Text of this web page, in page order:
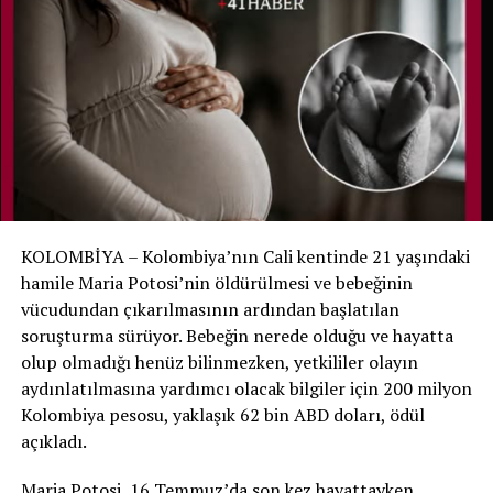
bulunduğu torbayı açtığında Noah’ın hareket ettiğini
fark etti. Görevlinin anlatımına göre bebek daha sonra
öksürmeye ve nefes almaya çalışır gibi sesler çıkarmaya
başladı.
Bunun üzerine hastane ekibine hemen haber verildi.
Noah yeniden muayene edildi ve yaşam belirtilerinin
bulunduğu belirlenerek yenidoğan yoğun bakımına geri
alındı.
Aile hastaneyi suçlamıyor
Hastane, ölüm tespitinde gerekli tıbbi ve yasal
prosedürlerin uygulandığını ve mevcut bulgular ışığında
bir ihmal tespit edilmediğini açıkladı. Noah’ın annesi de
hastane personelinin oğlunu kurtarmak için yoğun çaba
gösterdiğini belirterek sağlık ekibini suçlamadıklarını
söyledi.
KOLOMBİYA – Kolombiya’nın Cali kentinde 21 yaşındaki
hamile Maria Potosi’nin öldürülmesi ve bebeğinin
vücudundan çıkarılmasının ardından başlatılan
soruşturma sürüyor. Bebeğin nerede olduğu ve hayatta
olup olmadığı henüz bilinmezken, yetkililer olayın
aydınlatılmasına yardımcı olacak bilgiler için 200 milyon
Kolombiya pesosu, yaklaşık 62 bin ABD doları, ödül
açıkladı.